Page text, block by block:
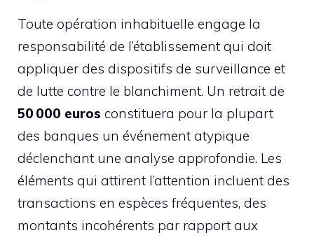
Toute opération inhabituelle engage la
responsabilité de l’établissement qui doit
appliquer des dispositifs de surveillance et
de lutte contre le blanchiment. Un retrait de
50 000 euros constituera pour la plupart
des banques un événement atypique
déclenchant une analyse approfondie. Les
éléments qui attirent l’attention incluent des
transactions en espèces fréquentes, des
montants incohérents par rapport aux